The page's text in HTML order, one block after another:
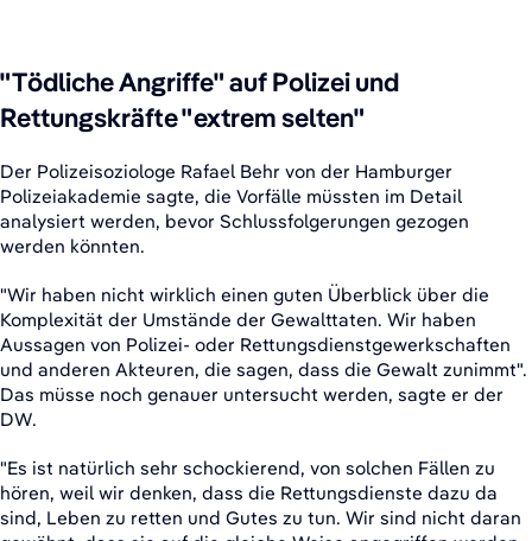
"Tödliche Angriffe" auf Polizei und
Rettungskräfte "extrem selten"
Der Polizeisoziologe Rafael Behr von der Hamburger
Polizeiakademie sagte, die Vorfälle müssten im Detail
analysiert werden, bevor Schlussfolgerungen gezogen
werden könnten.
"Wir haben nicht wirklich einen guten Überblick über die
Komplexität der Umstände der Gewalttaten. Wir haben
Aussagen von Polizei- oder Rettungsdienstgewerkschaften
und anderen Akteuren, die sagen, dass die Gewalt zunimmt".
Das müsse noch genauer untersucht werden, sagte er der
DW.
"Es ist natürlich sehr schockierend, von solchen Fällen zu
hören, weil wir denken, dass die Rettungsdienste dazu da
sind, Leben zu retten und Gutes zu tun. Wir sind nicht daran